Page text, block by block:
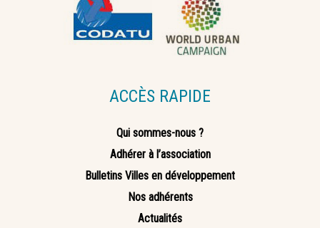
ACCÈS RAPIDE
Qui sommes-nous ?
Adhérer à l’association
Bulletins Villes en développement
Nos adhérents
Actualités